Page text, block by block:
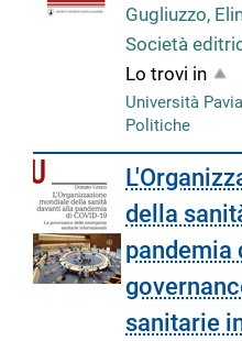
Gugliuzzo,
Società
Lo trovi in
Università
Politiche
della
pandemia
sanitarie